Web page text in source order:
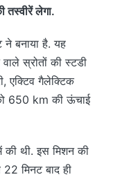
तस्वीरें लेगा.
ने बनाया है. यह
स्रोतों की स्टडी
एक्टिव गैलेक्टिक
650 km की ऊंचाई
थी. इस मिशन की
मिनट बाद ही